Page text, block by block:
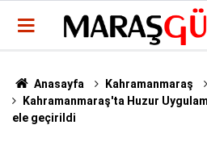
Anasayfa Kahramanmaraş
Kahramanmaraş'ta Huzur
ele geçirildi